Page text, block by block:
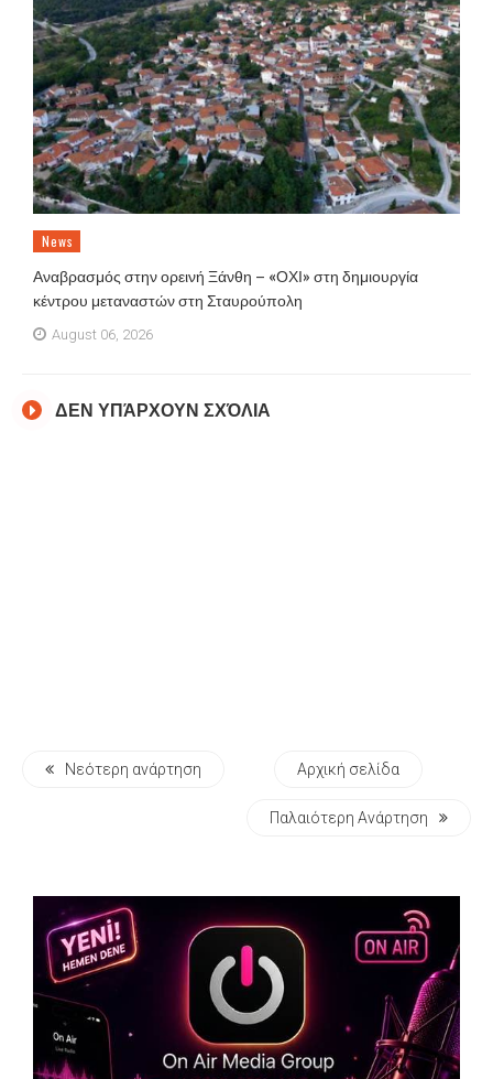
News
Αναβρασμός στην ορεινή Ξάνθη – «ΟΧΙ» στη δημιουργία
κέντρου μεταναστών στη Σταυρούπολη
August 06, 2026
ΔΕΝ ΥΠΆΡΧΟΥΝ ΣΧΌΛΙΑ
Νεότερη ανάρτηση Αρχική σελίδα
Παλαιότερη Ανάρτηση